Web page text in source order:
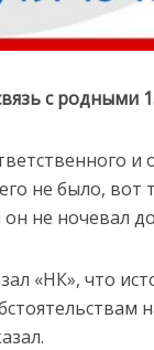
с родными
и
не было, вот
он не ночевал
«НК», что